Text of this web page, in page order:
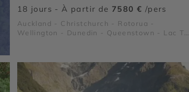
18 jours - À partir de 7580 € /pers
Auckland - Christchurch - Rotorua -
Wellington - Dunedin - Queenstown - Lac Te